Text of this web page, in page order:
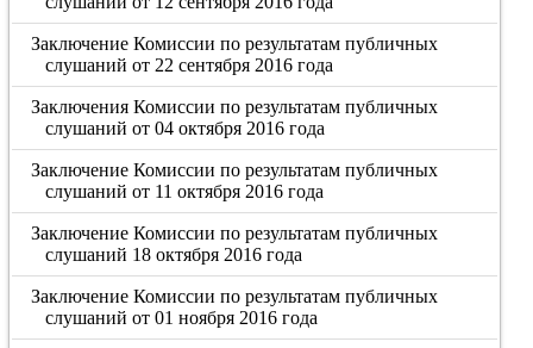
Заключение Комиссии по результатам публичных
слушаний от 22 сентября 2016 года
Заключения Комиссии по результатам публичных
слушаний от 04 октября 2016 года
Заключение Комиссии по результатам публичных
слушаний от 11 октября 2016 года
Заключение Комиссии по результатам публичных
слушаний 18 октября 2016 года
Заключение Комиссии по результатам публичных
слушаний от 01 ноября 2016 года